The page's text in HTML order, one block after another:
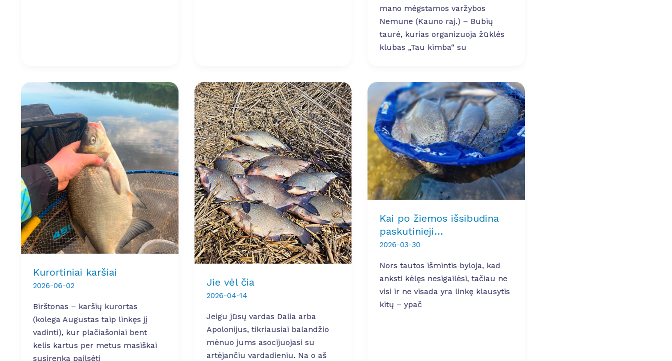
mano mėgstamos varžybos
Nemune (Kauno raj.) – Bubių
taurė, kurias organizuoja žūklės
klubas „Tau kimba“ su
Kurortiniai karšiai
2026-06-02
Birštonas – karšių kurortas
(kolega Augustas taip linkęs jį
vadinti), kur plačiašoniai bent
kelis kartus per metus masiškai
susirenka pailsėti
Jie vėl čia
2026-04-14
Jeigu jūsų vardas Dalia arba
Apolonijus, tikriausiai balandžio
mėnuo jums asocijuojasi su
artėjančiu vardadieniu. Na o aš
Kai po žiemos išsibudina
paskutinieji…
2026-03-30
Nors tautos išmintis byloja, kad
anksti kėlęs nesigailėsi, tačiau ne
visi ir ne visada yra linkę klausytis
kitų – ypač